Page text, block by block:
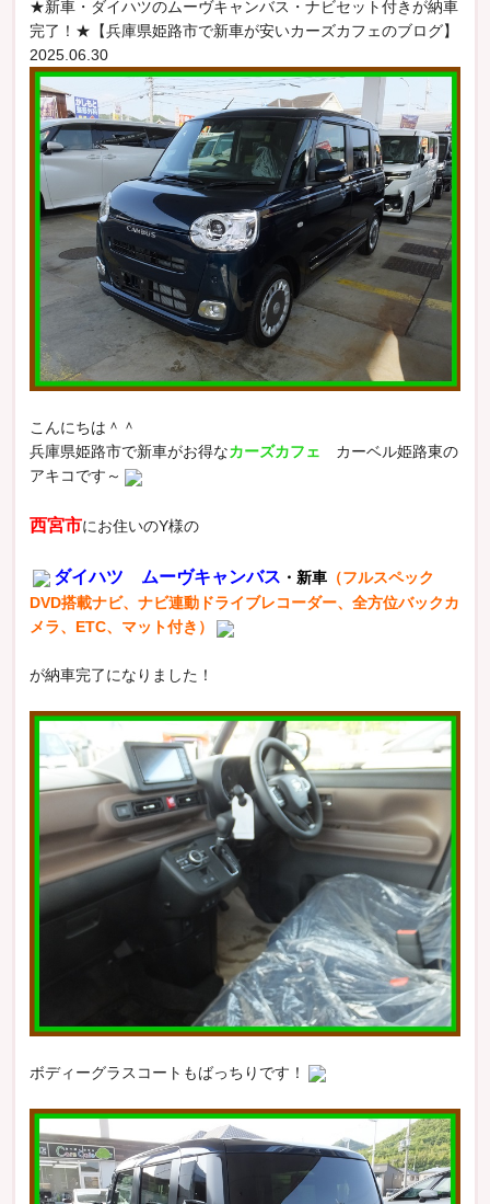
★新車・ダイハツのムーヴキャンバス・ナビセット付きが納車
完了！★【兵庫県姫路市で新車が安いカーズカフェのブログ】
2025.06.30
こんにちは＾＾
兵庫県姫路市で新車がお得なカーズカフェ カーベル姫路東の
アキコです～
西宮市にお住いのY様の
ダイハツ ムーヴキャンバス ・新車（フルスペック
DVD搭載ナビ、ナビ連動ドライブレコーダー、全方位バックカ
メラ、ETC、マット付き）
が納車完了になりました！
ボディーグラスコートもばっちりです！